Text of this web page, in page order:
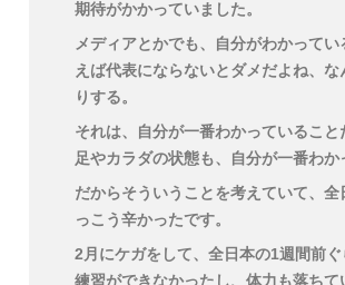
期待がかかっていました。
メディアとかでも、自分がわかってい
えば代表にならないとダメだよね、な
りする。
それは、自分が一番わかっていること
足やカラダの状態も、自分が一番わか
だからそういうことを考えていて、全
っこう辛かったです。
2月にケガをして、全日本の1週間前
練習ができなかったし、体力も落ちて